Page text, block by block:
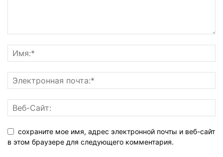
сохраните мое имя, адрес электронной почты и веб-сайт
в этом браузере для следующего комментария.